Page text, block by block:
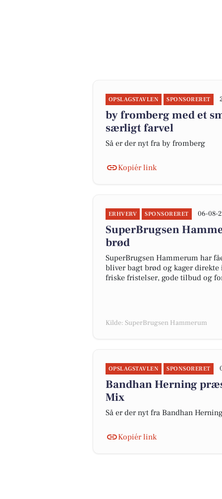
OPSLAGSTAVLEN SPONSORERET
by fromberg med et
særligt farvel
Så er der nyt fra by fromberg
Kopiér link
ERHVERV SPONSORERET 06-08-
SuperBrugsen
brød
SuperBrugsen Hammerum har
bliver bagt brød og kager
friske fristelser, gode tilbud og
Kilde: SuperBrugsen Hammerum
OPSLAGSTAVLEN SPONSORERET
Bandhan Herning
Mix
Så er der nyt fra Bandhan
Kopiér link